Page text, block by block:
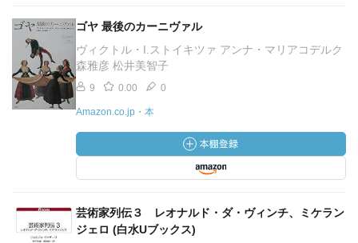
ゴヤ 最後のカーニヴァル
ヴィクトル・I.ストイキツァ アンナ・マリアコデルク
森雅彦 松井美智子
9 0.00 0
Amazon.co.jp・本
芸術家列伝３ レオナルド・ダ・ヴィンチ、ミケラン
ジェロ (白水Uブックス)